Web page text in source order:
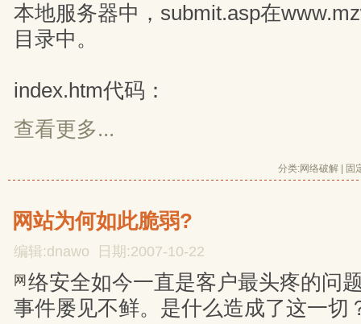
本地服务器中，submit.asp在
目录中。
index.htm代码：
查看更多...
分类:网络破解 固
网站为何如此脆弱?
编辑:dnawo 日期:2007-10-22
网 络安全如今一直是客户最头疼的问
事件屡见不鲜。是什么造成了这一切